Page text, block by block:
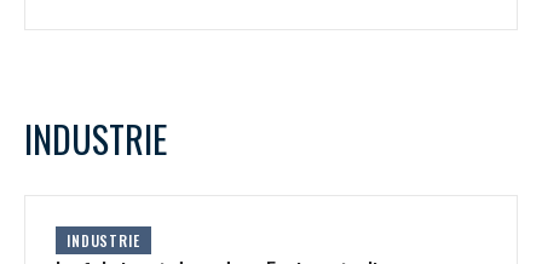
INDUSTRIE
INDUSTRIE